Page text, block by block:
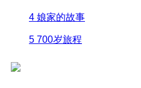
4 娘家的故事
5 700岁旅程